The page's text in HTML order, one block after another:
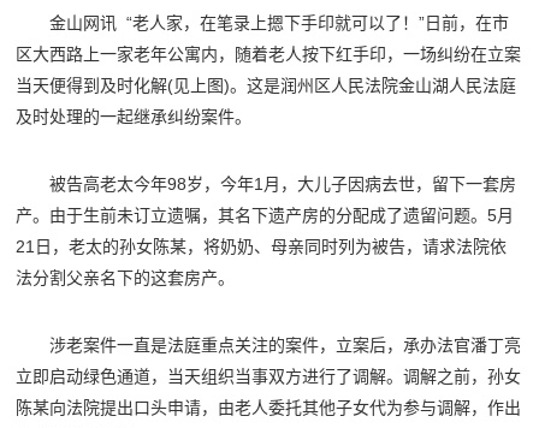
金山网讯 “老人家，在笔录上摁下手印就可以了！”日前，在市
区大西路上一家老年公寓内，随着老人按下红手印，一场纠纷在立案
当天便得到及时化解(见上图)。这是润州区人民法院金山湖人民法庭
及时处理的一起继承纠纷案件。
被告高老太今年98岁，今年1月，大儿子因病去世，留下一套房
产。由于生前未订立遗嘱，其名下遗产房的分配成了遗留问题。5月
21日，老太的孙女陈某，将奶奶、母亲同时列为被告，请求法院依
法分割父亲名下的这套房产。
涉老案件一直是法庭重点关注的案件，立案后，承办法官潘丁亮
立即启动绿色通道，当天组织当事双方进行了调解。调解之前，孙女
陈某向法院提出口头申请，由老人委托其他子女代为参与调解，作出